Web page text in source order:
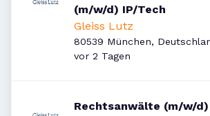
(m/w/d) IP/Tech
Gleiss Lutz
80539 München,
Veröffentlicht
vor 2 Tagen
Rechtsanwälte (m/w/d)